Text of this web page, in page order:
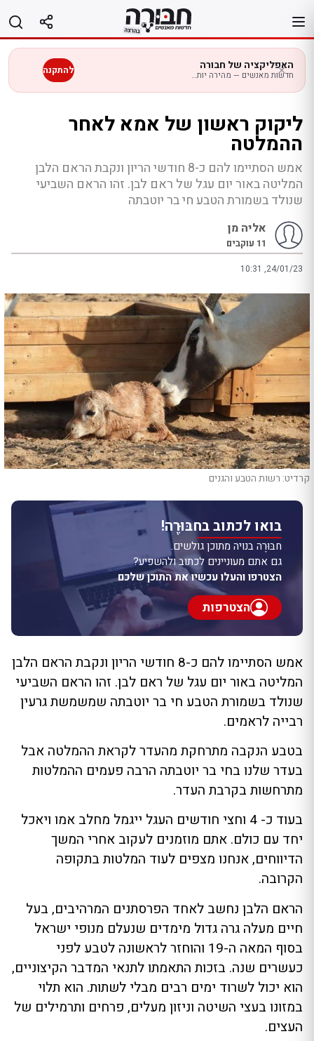
לתוכן
האפליקציה של חבורה
חדשות מאנשים — מהירה יותר בנייד להתקנה
ליקוק ראשון של אמא לאחר
ההמלטה
אמש הסתיימו להם כ-8 חודשי הריון ונקבת הראם הלבן
המליטה באור יום עגל של ראם לבן. זהו הראם השביעי
שנולד בשמורת הטבע חי בר יוטבתה
אליה מן
11 עוקבים
10:31 ,24/01/23
קרדיט: רשות הטבע והגנים
בואו לכתוב בחבּוּרֶה!
חבּוּרֶה בנויה מתוכן גולשים.
גם אתם מעוניינים לכתוב ולהשפיע?
הצטרפו והעלו עכשיו את התוכן שלכם
הצטרפות
אמש הסתיימו להם כ-8 חודשי הריון ונקבת הראם הלבן
המליטה באור יום עגל של ראם לבן. זהו הראם השביעי
שנולד בשמורת הטבע חי בר יוטבתה שמשמשת גרעין
רבייה לראמים.
בטבע הנקבה מתרחקת מהעדר לקראת ההמלטה אבל
בעדר שלנו בחי בר יוטבתה הרבה פעמים ההמלטות
מתרחשות בקרבת העדר.
בעוד כ- 4 וחצי חודשים העגל ייגמל מחלב אמו ויאכל
יחד עם כולם. אתם מוזמנים לעקוב אחרי המשך
הדיווחים, אנחנו מצפים לעוד המלטות בתקופה
הקרובה.
הראם הלבן נחשב לאחד הפרסתנים המרהיבים, בעל
חיים מעלה גרה גדול מימדים שנעלם מנופי ישראל
בסוף המאה ה-19 והוחזר לראשונה לטבע לפני
כעשרים שנה. בזכות התאמתו לתנאי המדבר הקיצוניים,
הוא יכול לשרוד ימים רבים מבלי לשתות. הוא תלוי
במזונו בעצי השיטה וניזון מעלים, פרחים ותרמילים של
העצים.